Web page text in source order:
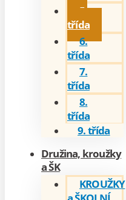
5.
třída
6.
třída
7.
třída
8.
třída
9. třída
Družina, kroužky
a ŠK
KROUŽKY